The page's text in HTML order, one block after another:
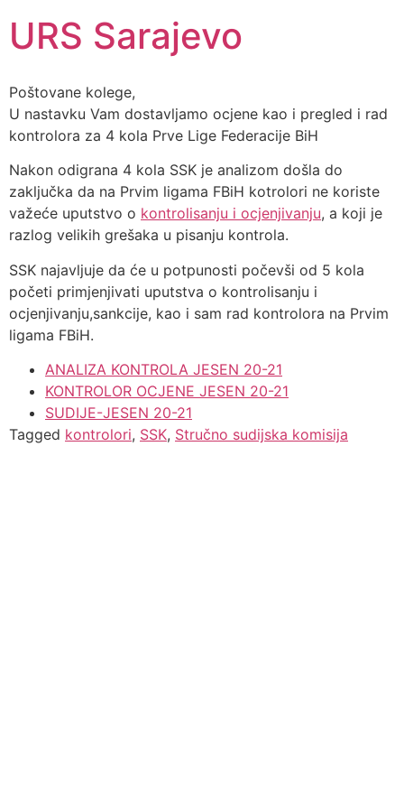
URS Sarajevo
Poštovane kolege,
U nastavku Vam dostavljamo ocjene kao i pregled i rad
kontrolora za 4 kola Prve Lige Federacije BiH
Nakon odigrana 4 kola SSK je analizom došla do
zaključka da na Prvim ligama FBiH kotrolori ne koriste
važeće uputstvo o kontrolisanju i ocjenjivanju, a koji je
razlog velikih grešaka u pisanju kontrola.
SSK najavljuje da će u potpunosti počevši od 5 kola
početi primjenjivati uputstva o kontrolisanju i
ocjenjivanju,sankcije, kao i sam rad kontrolora na Prvim
ligama FBiH.
ANALIZA KONTROLA JESEN 20-21
KONTROLOR OCJENE JESEN 20-21
SUDIJE-JESEN 20-21
Tagged kontrolori, SSK, Stručno sudijska komisija